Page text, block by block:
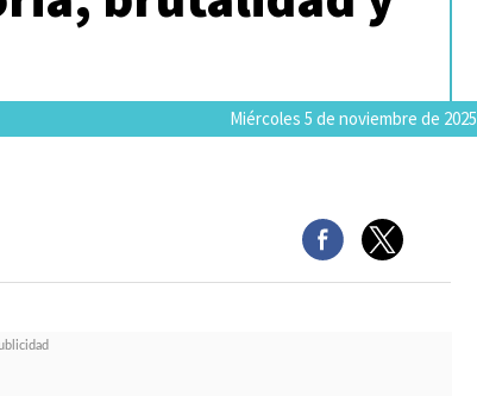
Miércoles 5 de noviembre de 2025